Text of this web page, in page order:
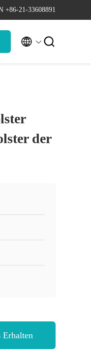
+86-21-33608891
 
der
Erhalten